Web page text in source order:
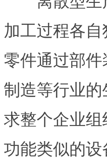
加工过程各
零件通过部
制造等行业
求整个企业
功能类似的